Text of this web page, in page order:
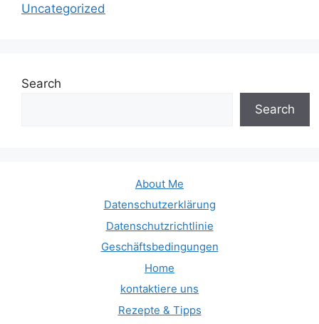
Uncategorized
Search
Search
About Me
Datenschutzerklärung
Datenschutzrichtlinie
Geschäftsbedingungen
Home
kontaktiere uns
Rezepte & Tipps